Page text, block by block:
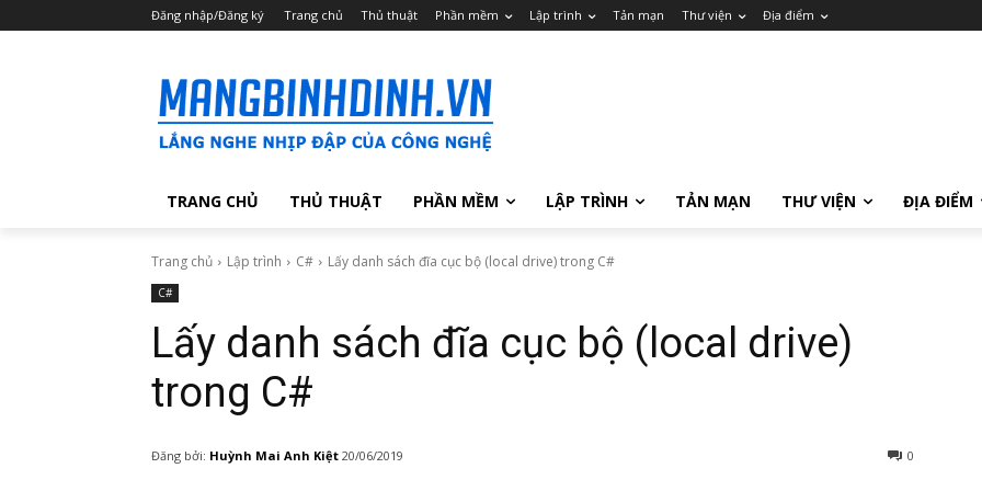
Đăng nhập/Đăng ký Trang chủ Thủ thuật Phần mềm Lập trình Tản mạn Thư viện Địa điểm
TRANG CHỦ THỦ THUẬT PHẦN MỀM LẬP TRÌNH TẢN MẠN THƯ VIỆN ĐỊA ĐIỂM
Trang chủ Lập trình C# Lấy danh sách đĩa cục bộ (local drive) trong C#
C#
Lấy danh sách đĩa cục bộ (local drive)
trong C#
Đăng bởi: Huỳnh Mai Anh Kiệt 20/06/2019 0